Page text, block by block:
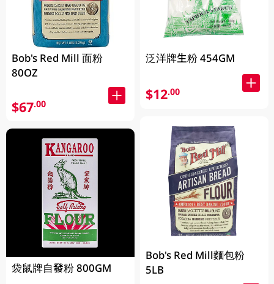
Bob's Red Mill 面粉
80OZ
$67.00
袋鼠牌自發粉 800GM
泛洋牌生粉 454GM
$12.00
Bob's Red Mill麵包粉
5LB